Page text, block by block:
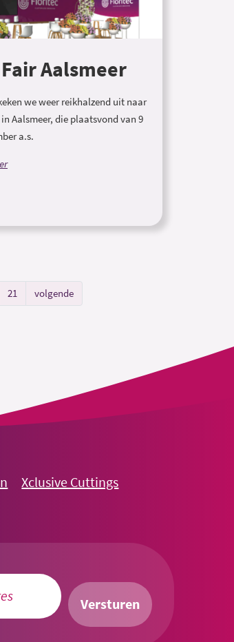
Aalsmeer
we weer reikhalzend uit naar
in Aalsmeer, die plaatsvond van 9
a.s.
21 volgende
Xclusive Cuttings
Versturen